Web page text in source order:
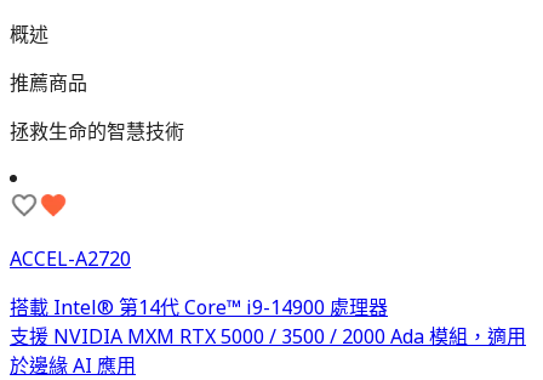
概述
推薦商品
拯救生命的智慧技術
ACCEL-A2720
搭載 Intel® 第14代 Core™ i9-14900 處理器
支援 NVIDIA MXM RTX 5000 / 3500 / 2000 Ada 模組，適用
於邊緣 AI 應用